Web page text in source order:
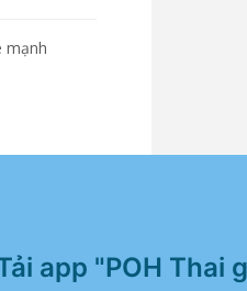
mạnh
app "POH Thai